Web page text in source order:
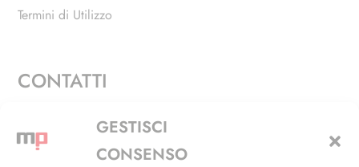
GESTISCI
CONSENSO
Termini di Utilizzo
CONTATTI
Via Alfieri, 27 - Trezzano Sul Naviglio (MI)
+39 02 4846 3155